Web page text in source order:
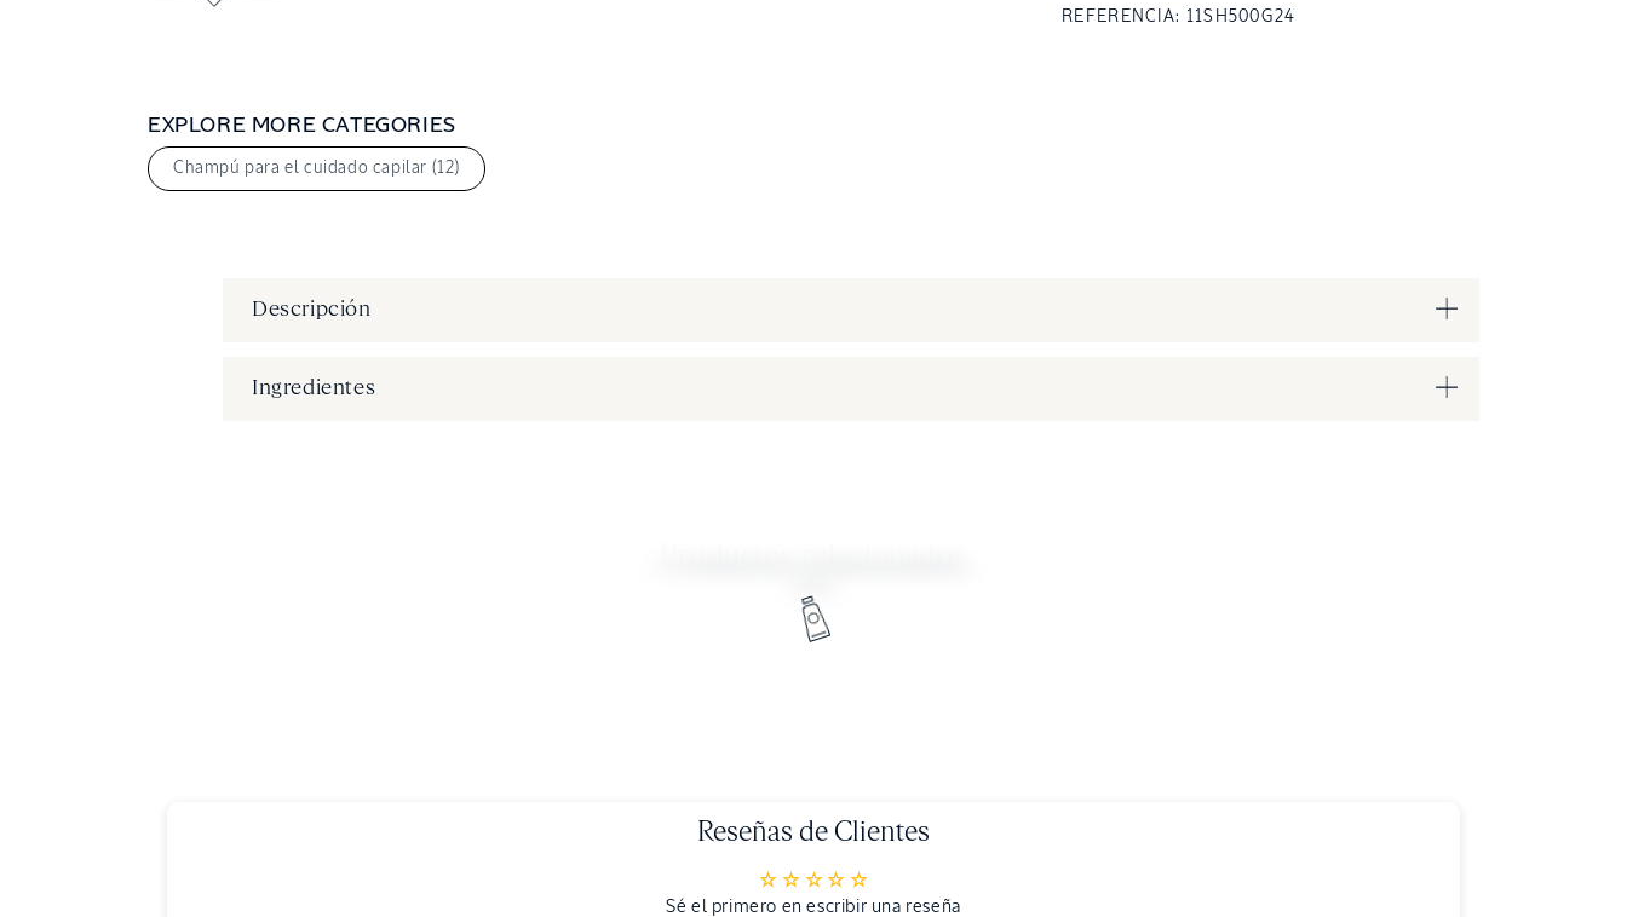
REFERENCIA: SKU:
11SH500G24
EXPLORE MORE CATEGORIES
Champú para el cuidado capilar (12)
Descripción
Ingredientes
Reseñas de Clientes
Sé el primero en escribir una reseña